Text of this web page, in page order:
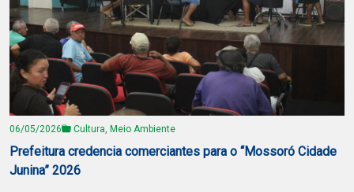
06/05/2026 Cultura, Meio Ambiente
Prefeitura credencia comerciantes para o “Mossoró Cidade
Junina” 2026